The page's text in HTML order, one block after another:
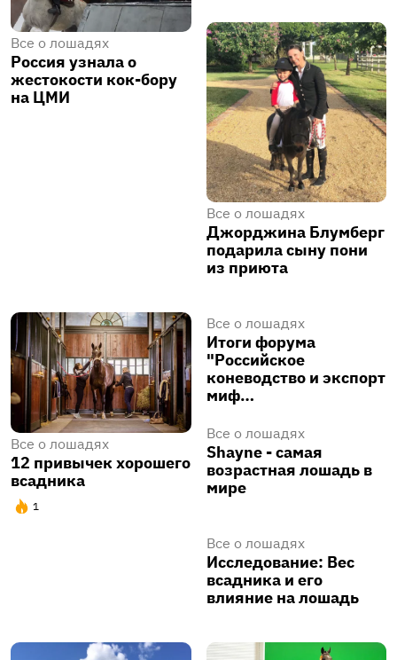
Все о лошадях
Россия узнала о
жестокости кок-бору
на ЦМИ
Все о лошадях
Джорджина Блумберг
подарила сыну пони
из приюта
Все о лошадях
12 привычек хорошего
всадника
1
Все о лошадях
Итоги форума
"Российское
коневодство и экспорт
миф…
Все о лошадях
Shayne - самая
возрастная лошадь в
мире
Все о лошадях
Исследование: Вес
всадника и его
влияние на лошадь